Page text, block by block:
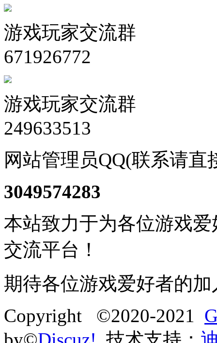
游戏玩家交流群
671926772
游戏玩家交流群
249633513
网站管理员QQ(联系请直
3049574283
本站致力于为各位游戏
交流平台！
期待各位游戏爱好者的加
Copyright ©2020-2021